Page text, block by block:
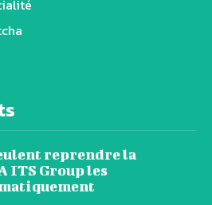
reprendre la
ITS Group les